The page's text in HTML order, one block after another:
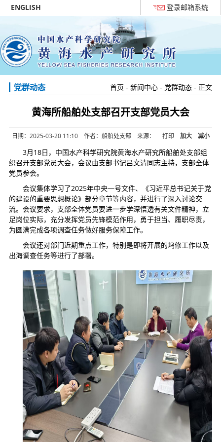
ENGLISH 登录邮箱系统
党群动态 首页 -新闻中心 - 党群动态 - 正文
黄海所船舶处支部召开支部党员大会
日期：2025-03-20 11:10 作者：船舶处支部 来源： 打印 加大 减小
3月18日，中国水产科学研究院黄海水产研究所船舶处支部组
织召开支部党员大会，会议由支部书记吕文清同志主持，支部全体
党员参会。
会议集体学习了2025年中央一号文件、《习近平总书记关于党
的建设的重要思想概论》部分章节等内容，并进行了深入讨论交
流。会议要求，支部全体党员要进一步学深悟透有关文件精神，立
足岗位实际，充分发挥党员先锋模范作用，勇于担当、履职尽责，
为圆满完成各项调查任务做好服务保障工作。
会议还对部门近期重点工作，特别是即将开展的坞修工作以及
出海调查任务等进行了部署。